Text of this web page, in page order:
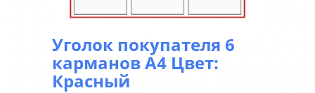
Уголок покупателя 6
карманов А4 Цвет:
Красный